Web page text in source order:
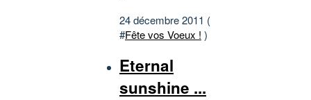
24 décembre 2011 (
#Fête vos Voeux ! )
Eternal
sunshine ...